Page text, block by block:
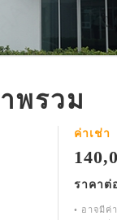
พรวม
ค่าเช่า
ราคาต่
• อาจมีค่